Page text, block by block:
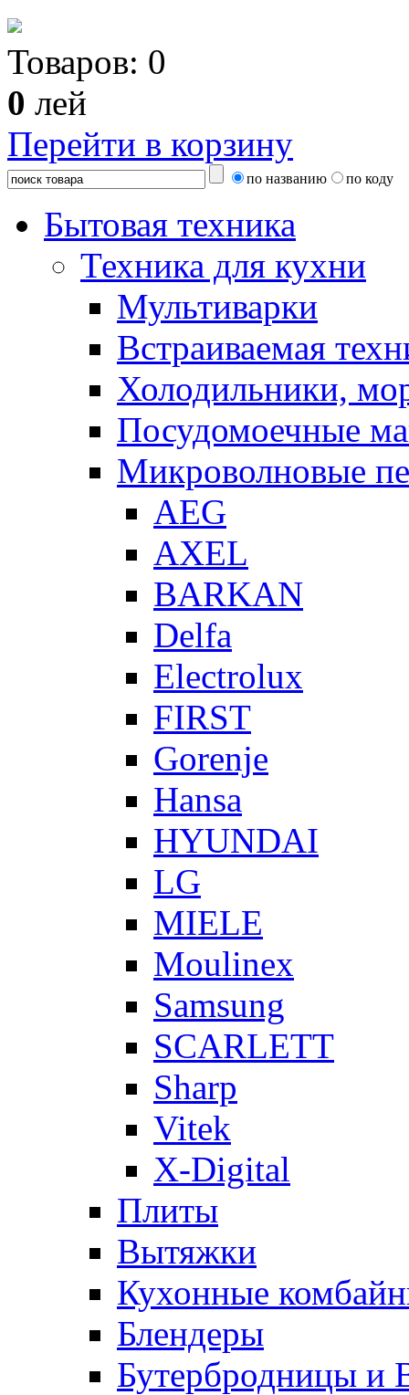
Товаров: 0
0 лей
Перейти в корзину
по названию по коду
Бытовая техника
Техника для кухни
Мультиварки
Встраиваемая
Холодильники,
Посудомоечные
Микроволновые
AEG
AXEL
BARKAN
Delfa
Electrolux
FIRST
Gorenje
Hansa
HYUNDAI
LG
MIELE
Moulinex
Samsung
SCARLETT
Sharp
Vitek
X-Digital
Плиты
Вытяжки
Кухонные
Блендеры
Бутербродницы и